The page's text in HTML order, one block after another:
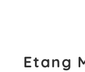
Etang